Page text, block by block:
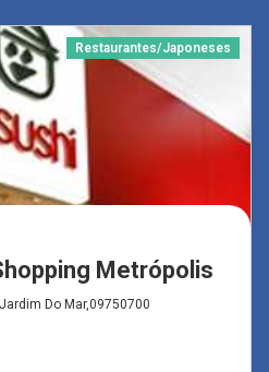
Restaurantes/Japoneses
Metrópolis
Do Mar,09750700